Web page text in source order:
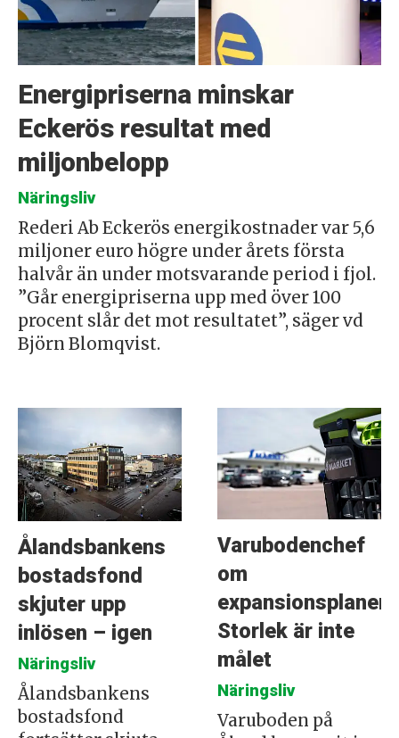
Energipriserna minskar
Eckerös resultat med
miljonbelopp
Näringsliv
Rederi Ab Eckerös energikostnader var 5,6
miljoner euro högre under årets första
halvår än under motsvarande period i fjol.
”Går energipriserna upp med över 100
procent slår det mot resultatet”, säger vd
Björn Blomqvist.
Ålandsbankens
bostadsfond
skjuter upp
inlösen – igen
Näringsliv
Ålandsbankens
bostadsfond
Varubodenchef
om
Storlek är inte
målet
Näringsliv
Varuboden på